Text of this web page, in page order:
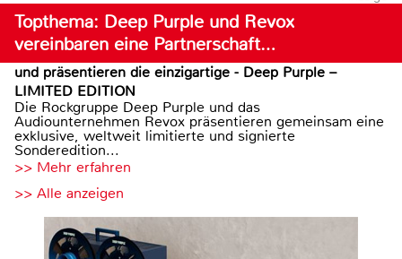
Topthema: Deep Purple und Revox
vereinbaren eine Partnerschaft…
und präsentieren die einzigartige - Deep Purple –
LIMITED EDITION
Die Rockgruppe Deep Purple und das
Audiounternehmen Revox präsentieren gemeinsam eine
exklusive, weltweit limitierte und signierte
Sonderedition...
>> Mehr erfahren
>> Alle anzeigen